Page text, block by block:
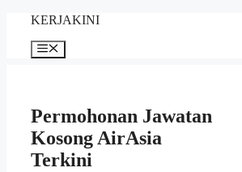
content
KERJAKINI
Menu
Permohonan Jawatan
Kosong AirAsia
Terkini